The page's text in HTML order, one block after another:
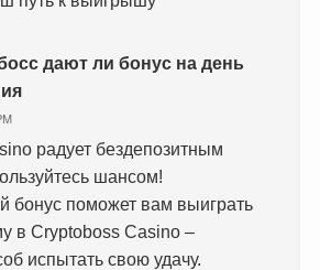
дают ли бонус на день
радует бездепозитным
шансом!
бонус поможет вам выиграть
в Cryptoboss Casino –
испытать свою удачу.